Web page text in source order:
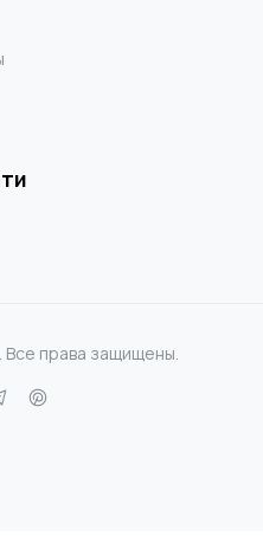
права защищены.